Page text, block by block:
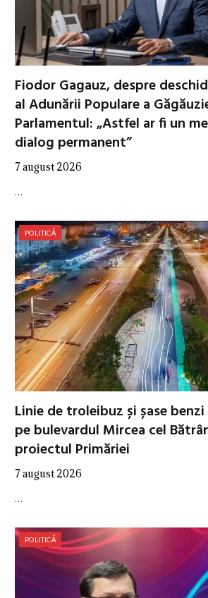
Fiodor Gagauz, despre
al Adunării Populare a
Parlamentul: „Astfel ar fi un
dialog permanent”
7 august 2026
…
POLITICĂ
Linie de troleibuz și șase
pe bulevardul Mircea cel
proiectul Primăriei
7 august 2026
…
POLITICĂ